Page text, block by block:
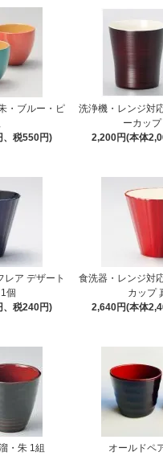
・ブルー・ピ
、税550円)
洗浄機・レンジ対
ーカッ
2,200円(本体
レア デザート
個
、税240円)
食洗器・レンジ対
カップ
2,640円(本体
・朱 1組
オールドペ